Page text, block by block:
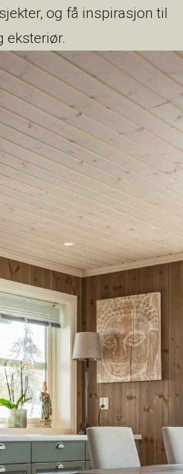
og få inspirasjon til
eksteriør.